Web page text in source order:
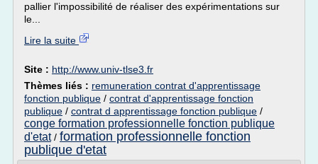
pallier l'impossibilité de réaliser des expérimentations sur
le...
Lire la suite
Site : http://www.univ-tlse3.fr
Thèmes liés : remuneration contrat d'apprentissage
fonction publique / contrat d'apprentissage fonction
publique / contrat d apprentissage fonction publique /
conge formation professionnelle fonction publique
d'etat/ formation professionnelle fonction
publique d'etat